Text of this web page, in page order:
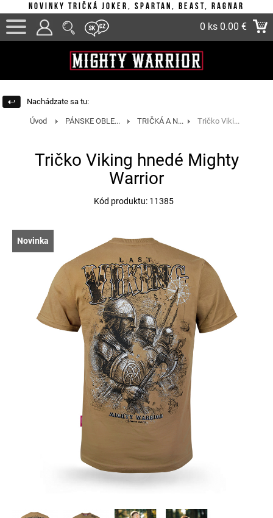
Novinky tričká Joker, Spartan, Beast, Ragnar
0 ks 0.00 €
Nachádzate sa tu:
Úvod PÁNSKE OBLE... TRIČKÁ A N... Tričko Viki...
Tričko Viking hnedé Mighty
Warrior
Kód produktu: 11385
Novinka